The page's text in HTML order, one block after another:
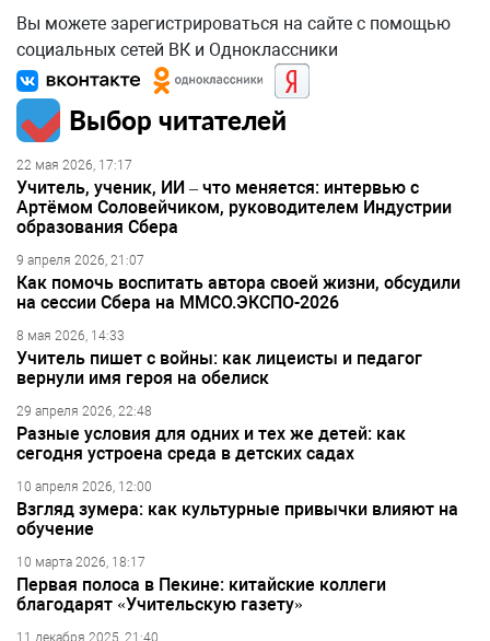
Вы можете зарегистрироваться на сайте с помощью
социальных сетей ВК и Одноклассники
Выбор читателей
22 мая 2026, 17:17
Учитель, ученик, ИИ – что меняется: интервью с
Артёмом Соловейчиком, руководителем Индустрии
образования Сбера
9 апреля 2026, 21:07
Как помочь воспитать автора своей жизни, обсудили
на сессии Сбера на ММСО.ЭКСПО-2026
8 мая 2026, 14:33
Учитель пишет с войны: как лицеисты и педагог
вернули имя героя на обелиск
29 апреля 2026, 22:48
Разные условия для одних и тех же детей: как
сегодня устроена среда в детских садах
10 апреля 2026, 12:00
Взгляд зумера: как культурные привычки влияют на
обучение
10 марта 2026, 18:17
Первая полоса в Пекине: китайские коллеги
благодарят «Учительскую газету»
11 декабря 2025, 21:40